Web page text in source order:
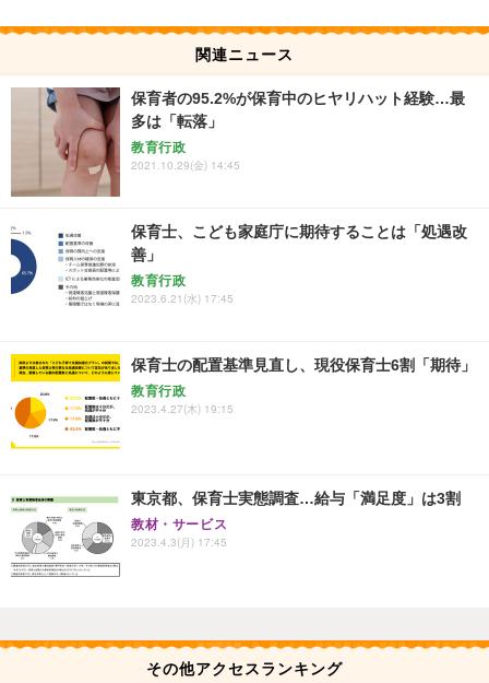
関連ニュース
保育者の95.2%が保育中のヒヤリハット経験…最
多は「転落」
教育行政
2021.10.29(金) 14:45
保育士、こども家庭庁に期待することは「処遇改
善」
教育行政
2023.6.21(水) 17:45
保育士の配置基準見直し、現役保育士6割「期待」
教育行政
2023.4.27(木) 19:15
東京都、保育士実態調査…給与「満足度」は3割
教材・サービス
2023.4.3(月) 17:45
その他アクセスランキング